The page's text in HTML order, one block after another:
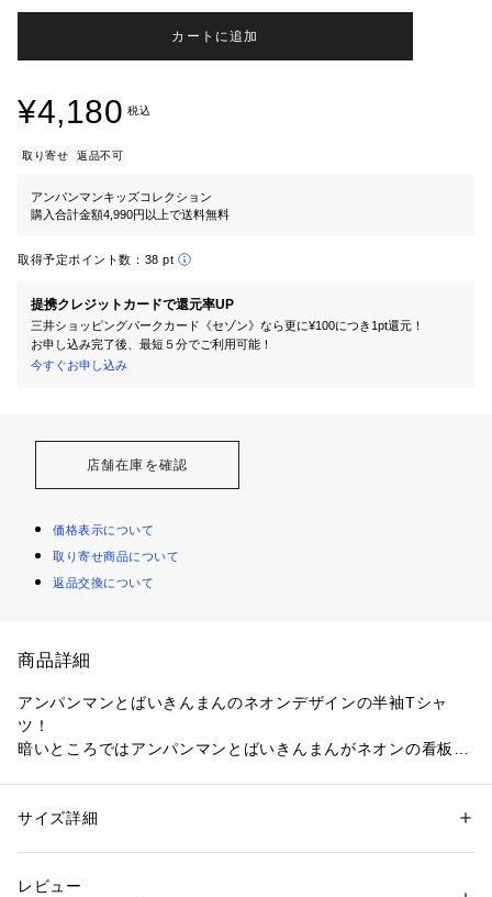
カートに追加
¥4,180 税込
取り寄せ 返品不可
アンパンマンキッズコレクション
購入合計金額4,990円以上で送料無料
取得予定ポイント数： 38 pt
提携クレジットカードで還元率UP
三井ショッピングパークカード《セゾン》なら更に¥100につき1pt還元！
お申し込み完了後、最短５分でご利用可能！
今すぐお申し込み
店舗在庫を確認
価格表示について
取り寄せ商品について
返品交換について
商品詳細
アンパンマンとばいきんまんのネオンデザインの半袖Tシャ
ツ！
暗いところではアンパンマンとばいきんまんがネオンの看板の
がネオン風にデザインされています。
性別：キッズ・ベビー
素材：本体：綿100％
リブ部分：綿95％、ポリウレタン5％
サイズ詳細
レビュー